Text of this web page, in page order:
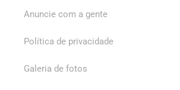
Anuncie com a gente
Política de privacidade
Galeria de fotos